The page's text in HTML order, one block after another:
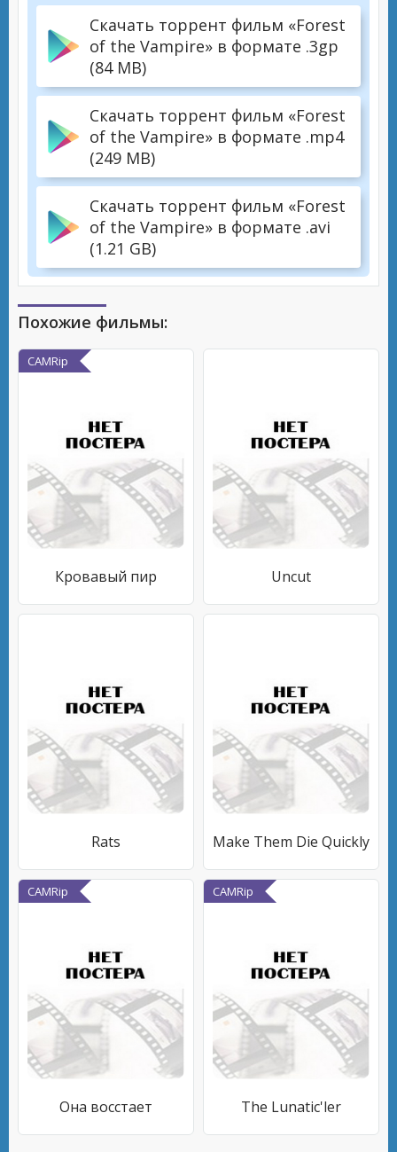
Скачать торрент фильм «Forest
of the Vampire» в формате .3gp
(84 MB)
Скачать торрент фильм «Forest
of the Vampire» в формате .mp4
(249 MB)
Скачать торрент фильм «Forest
of the Vampire» в формате .avi
(1.21 GB)
Похожие фильмы:
CAMRip
Кровавый пир Uncut
Rats Make Them Die Quickly
CAMRip
Она восстает
CAMRip
The Lunatic'ler